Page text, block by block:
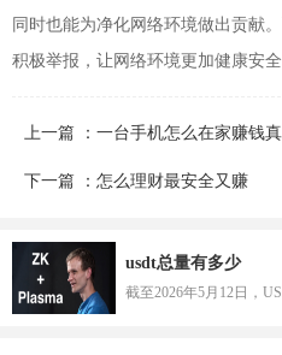
同时也能为净化网络环境做出贡献
积极举报，让网络环境更加健康安全
上一篇 ：一台手机怎么在家赚钱
下一篇 ：怎么理财最安全又赚
usdt总量有多少
截至2026年5月12日，